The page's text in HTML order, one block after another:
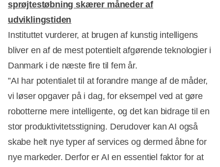
sprøjtestøbning skærer måneder af
udviklingstiden
Instituttet vurderer, at brugen af kunstig intelligens
bliver en af de mest potentielt afgørende teknologier i
Danmark i de næste fire til fem år.
”AI har potentialet til at forandre mange af de måder,
vi løser opgaver på i dag, for eksempel ved at gøre
robotterne mere intelligente, og det kan bidrage til en
stor produktivitetsstigning. Derudover kan AI også
skabe helt nye typer af services og dermed åbne for
nye markeder. Derfor er AI en essentiel faktor for at